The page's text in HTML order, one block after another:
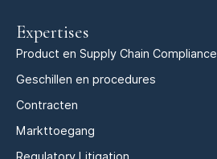
Expertises
Product en Supply Chain Compliance
Geschillen en procedures
Contracten
Markttoegang
Regulatory Litigation